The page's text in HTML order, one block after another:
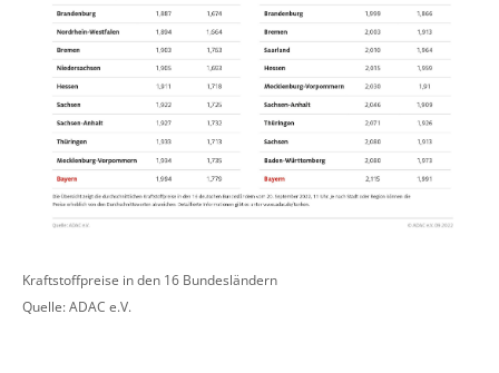
Kraftstoffpreise in den 16 Bundesländern
Quelle: ADAC e.V.